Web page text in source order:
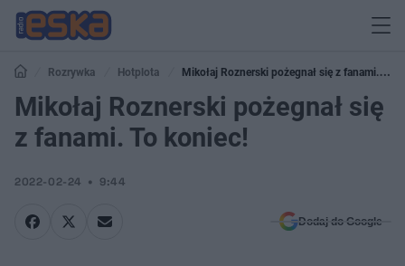
Rozrywka Hotplota
Mikołaj Roznerski pożegnał się z fanami. To
koniec!
Mikołaj Roznerski pożegnał się
z fanami. To koniec!
2022-02-24 9:44
Dodaj do Google